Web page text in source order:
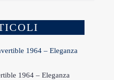
1964 – Eleganza